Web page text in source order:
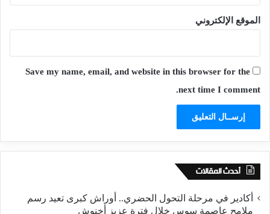
الموقع الإلكتروني
Save my name, email, and website in this browser for the
next time I comment.
أحدث المقالات
أكادير في مرحلة التحول الحضري.. أوراش كبرى تعيد رسم
ملامح عاصمة سوس خلال فترة عزيز أخنوش